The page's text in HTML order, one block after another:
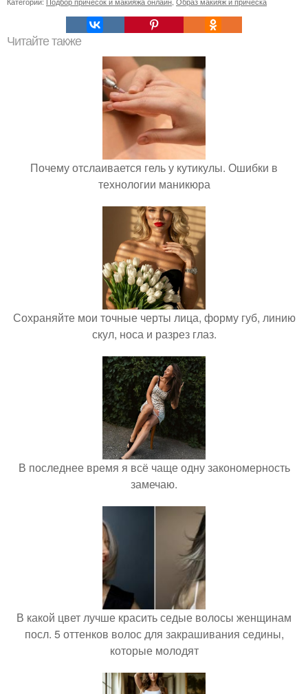
Читайте также
Почему отслаивается гель у кутикулы. Ошибки в
технологии маникюра
Сохраняйте мои точные черты лица, форму губ, линию
скул, носа и разрез глаз.
В последнее время я всё чаще одну закономерность
замечаю.
В какой цвет лучше красить седые волосы женщинам
посл. 5 оттенков волос для закрашивания седины,
которые молодят